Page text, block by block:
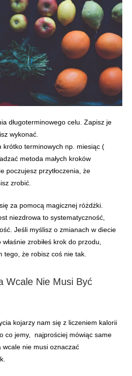
długoterminowego celu. Zapisz je
wykonać.
krótko terminowych np. miesiąc (
metoda małych kroków
poczujesz przytłoczenia, że
zrobić.
za pomocą magicznej różdżki.
niezdrowa to systematyczność,
Jeśli myślisz o zmianach w diecie
zrobiłeś krok do przodu,
tego, że robisz coś nie tak.
Wcale Nie Musi Być
kojarzy nam się z liczeniem kalorii
co jemy, najprościej mówiąc same
wcale nie musi oznaczać